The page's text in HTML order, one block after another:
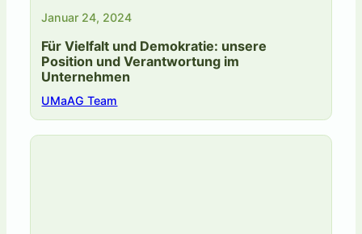
Januar 24, 2024
Für Vielfalt und Demokratie: unsere
Position und Verantwortung im
Unternehmen
UMaAG Team